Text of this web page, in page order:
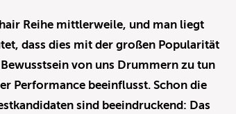
Reihe mittlerweile, und man liegt
dass dies mit der großen Popularität
von uns Drummern zu tun
Performance beeinflusst. Schon die
sind beeindruckend: Das